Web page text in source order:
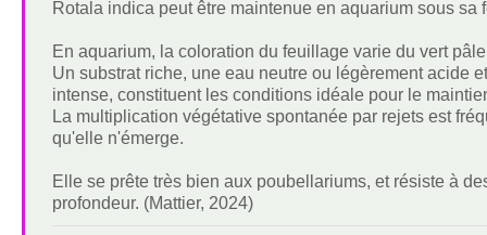
Rotala indica peut être maintenue en aquarium sous
En aquarium, la coloration du feuillage varie du vert
Un substrat riche, une eau neutre ou légèrement acide
intense, constituent les conditions idéale pour le
La multiplication végétative spontanée par rejets est
qu'elle n'émerge.
Elle se prête très bien aux poubellariums, et résiste à
profondeur. (Mattier, 2024)